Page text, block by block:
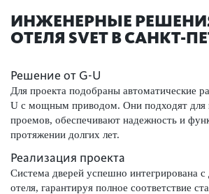
ИНЖЕНЕРНЫЕ
ОТЕЛЯ SVET В САНКТ-
Решение от G-U
Для проекта подобраны автоматические
U с мощным приводом. Они подходят для
проемов, обеспечивают надежность и
протяжении долгих лет.
Реализация проекта
Система дверей успешно интегрирована
отеля, гарантируя полное соответствие